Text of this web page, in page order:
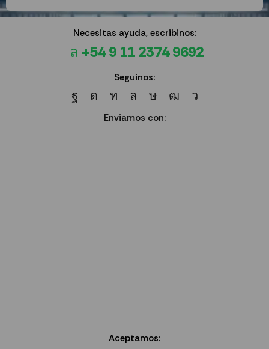
Necesitas ayuda, escribinos:
+54 9 11 2374 9692
Seguinos:
Enviamos con:
Aceptamos: